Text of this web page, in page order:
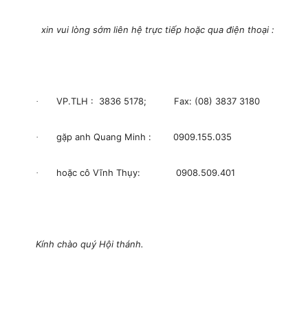
xin vui lòng sớm liên hệ trực tiếp hoặc qua điện thoại :
· VP.TLH : 3836 5178; Fax: (08) 3837 3180
· gặp anh Quang Minh : 0909.155.035
· hoặc cô Vĩnh Thụy: 0908.509.401
Kính chào quý Hội thánh.